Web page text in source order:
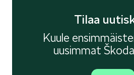
Tilaa
Kuule
uusimmat